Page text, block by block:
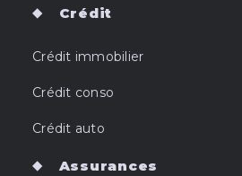
Crédit
Crédit immobilier
Crédit conso
Crédit auto
Assurances